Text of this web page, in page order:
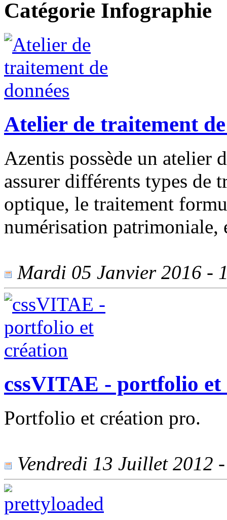
Catégorie Infographie
Atelier de traitement de
Azentis possède un atelier
assurer différents types de
optique, le traitement
numérisation patrimoniale,
Mardi 05 Janvier 2016 -
cssVITAE - portfolio et
Portfolio et création pro.
Vendredi 13 Juillet 2012